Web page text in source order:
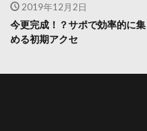
2019年12月2日
今更完成！？サポで効率的に集
める初期アクセ